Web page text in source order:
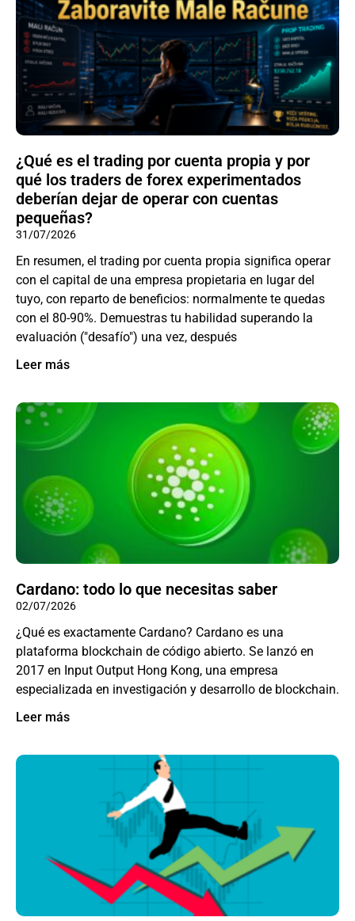
¿Qué es el trading por cuenta propia y por
qué los traders de forex experimentados
deberían dejar de operar con cuentas
pequeñas?
31/07/2026
En resumen, el trading por cuenta propia significa operar
con el capital de una empresa propietaria en lugar del
tuyo, con reparto de beneficios: normalmente te quedas
con el 80-90%. Demuestras tu habilidad superando la
evaluación ("desafío") una vez, después
Leer más
Cardano: todo lo que necesitas saber
02/07/2026
¿Qué es exactamente Cardano? Cardano es una
plataforma blockchain de código abierto. Se lanzó en
2017 en Input Output Hong Kong, una empresa
especializada en investigación y desarrollo de blockchain.
Leer más